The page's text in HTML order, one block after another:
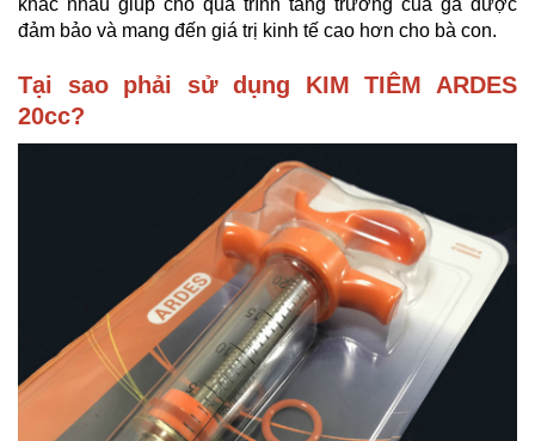
khác nhau giúp cho quá trình tăng trưởng của gà được
đảm bảo và mang đến giá trị kinh tế cao hơn cho bà con.
Tại sao phải sử dụng KIM TIÊM ARDES
20cc?